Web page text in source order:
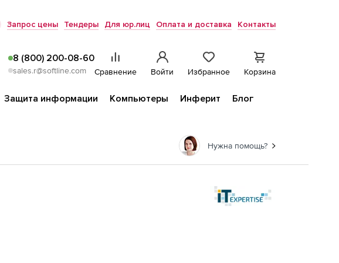
Запрос цены Тендеры Для юр.лиц Оплата и доставка Контакты
8 (800) 200-08-60
sales.r@softline.com Сравнение Войти Избранное Корзина
Защита информации Компьютеры Инферит
Блог
Нужна помощь?